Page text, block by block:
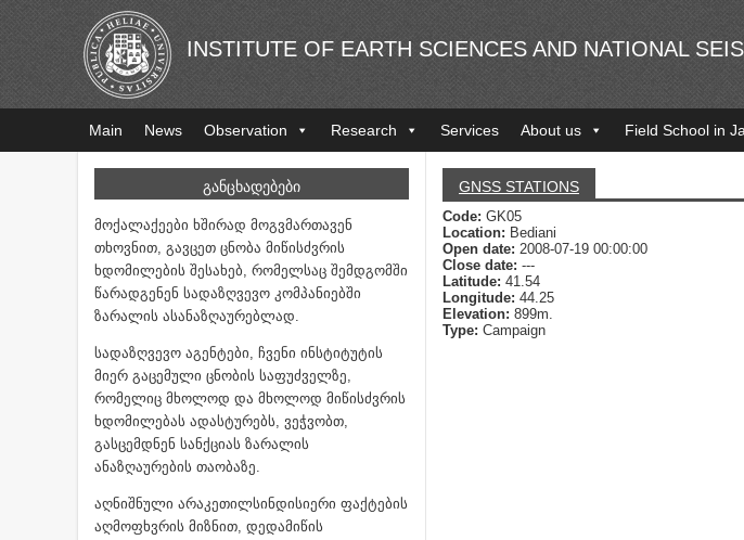
INSTITUTE OF EARTH SCIENCES AND NATIONAL
Main News Observation Research Services About us Field School in
ᲒᲐᲜᲪᲮᲐᲓᲔᲑᲔᲑᲘ
მოქალაქეები ხშირად მოგვმართავენ
თხოვნით, გავცეთ ცნობა მიწისძვრის
ხდომილების შესახებ, რომელსაც შემდგომში
წარადგენენ სადაზღვევო კომპანიებში
ზარალის ასანაზღაურებლად.
სადაზღვევო აგენტები, ჩვენი ინსტიტუტის
მიერ გაცემული ცნობის საფუძველზე,
რომელიც მხოლოდ და მხოლოდ მიწისძვრის
ხდომილებას ადასტურებს, ვეჭვობთ,
გასცემდნენ სანქციას ზარალის
ანაზღაურების თაობაზე.
აღნიშნული არაკეთილსინდისიერი ფაქტების
აღმოფხვრის მიზნით, დედამიწის
GNSS STATIONS
Code: GK05
Location: Bediani
Open date: 2008-07-19 00:00:00
Close date: ---
Latitude: 41.54
Longitude: 44.25
Elevation: 899m.
Type: Campaign